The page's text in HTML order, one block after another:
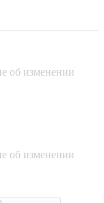
об изменении
об изменении